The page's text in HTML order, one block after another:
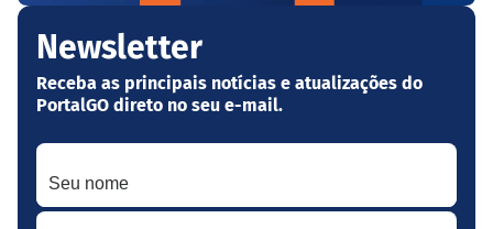
Newsletter
Receba as principais notícias e atualizações do
PortalGO direto no seu e-mail.
Seu nome
Seu melhor e-mail